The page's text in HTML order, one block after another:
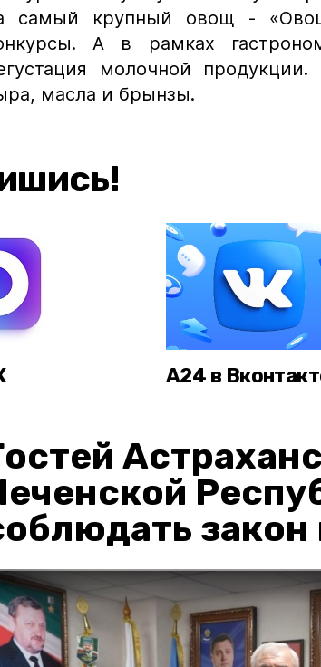
самый крупный овощ -
А в рамках
молочной
масла и брынзы.
А24 в
закон